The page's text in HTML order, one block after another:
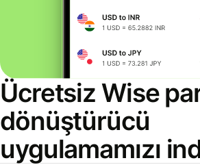
Ücretsiz Wise
dönüştürücü
uygulamamızı